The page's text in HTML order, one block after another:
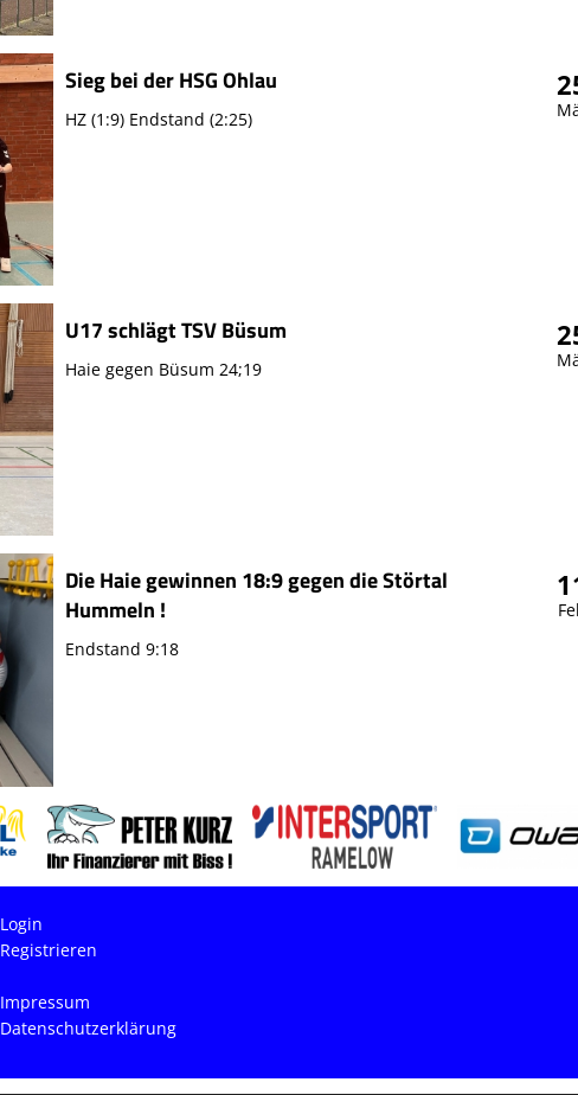
Sieg bei der HSG Ohlau
HZ (1:9) Endstand (2:25)
U17 schlägt TSV Büsum
Haie gegen Büsum 24;19
Die Haie gewinnen 18:9 gegen die Störtal
Hummeln !
Endstand 9:18
Login
Registrieren
Impressum
Datenschutzerklärung